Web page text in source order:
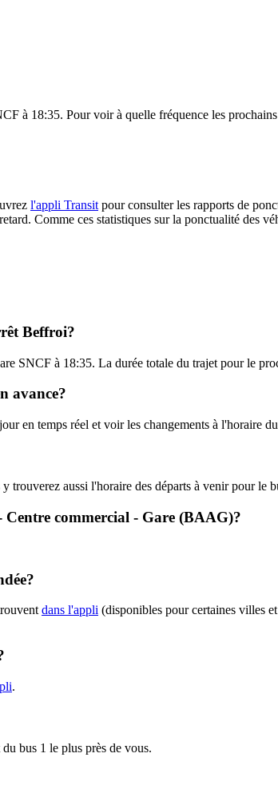
à 18:35. Pour voir à quelle fréquence les
l'appli Transit pour consulter les rapports de
Comme ces statistiques sur la ponctualité des
Beffroi?
SNCF à 18:35. La durée totale du trajet pour le
avance?
en temps réel et voir les changements à l'horaire
y trouverez aussi l'horaire des départs à venir pour le
commercial - Gare (BAAG)?
dans l'appli (disponibles pour certaines villes
.
bus 1 le plus près de vous.